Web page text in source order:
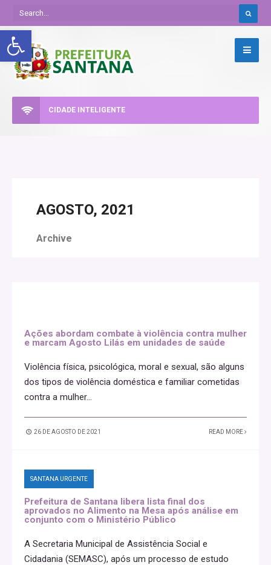
Abrir a barra de ferramentas
CIDADE INTELIGENTE
AGOSTO, 2021
Archive
Ações abordam combate à violência contra mulher
e marcam Agosto Lilás em unidades de saúde
Violência física, psicológica, moral e sexual, são alguns
dos tipos de violência doméstica e familiar cometidas
contra a mulher...
26 DE AGOSTO DE 2021 READ MORE
SANTANA URGENTE
Prefeitura de Santana libera lista final dos
aprovados no Alimento na Mesa após análise em
conjunto com o Ministério Público
A Secretaria Municipal de Assistência Social e
Cidadania (SEMASC), após um processo de estudo